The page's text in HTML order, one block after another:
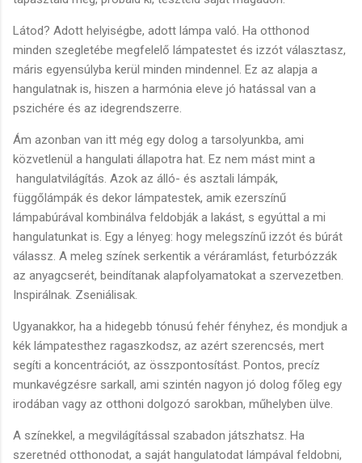
Látod? Adott helyiségbe, adott lámpa való. Ha otthonod
minden szegletébe megfelelő lámpatestet és izzót választasz,
máris egyensúlyba kerül minden mindennel. Ez az alapja a
hangulatnak is, hiszen a harmónia eleve jó hatással van a
pszichére és az idegrendszerre.
Ám azonban van itt még egy dolog a tarsolyunkba, ami
közvetlenül a hangulati állapotra hat. Ez nem mást mint a
hangulatvilágítás. Azok az álló- és asztali lámpák,
függőlámpák és dekor lámpatestek, amik ezerszínű
lámpabúrával kombinálva feldobják a lakást, s egyúttal a mi
hangulatunkat is. Egy a lényeg: hogy melegszínű izzót és búrát
válassz. A meleg színek serkentik a véráramlást, feturbózzák
az anyagcserét, beindítanak alapfolyamatokat a szervezetben.
Inspirálnak. Zseniálisak.
Ugyanakkor, ha a hidegebb tónusú fehér fényhez, és mondjuk a
kék lámpatesthez ragaszkodsz, az azért szerencsés, mert
segíti a koncentrációt, az összpontosítást. Pontos, precíz
munkavégzésre sarkall, ami szintén nagyon jó dolog főleg egy
irodában vagy az otthoni dolgozó sarokban, műhelyben ülve.
A színekkel, a megvilágítással szabadon játszhatsz. Ha
szeretnéd otthonodat, a saját hangulatodat lámpával feldobni,